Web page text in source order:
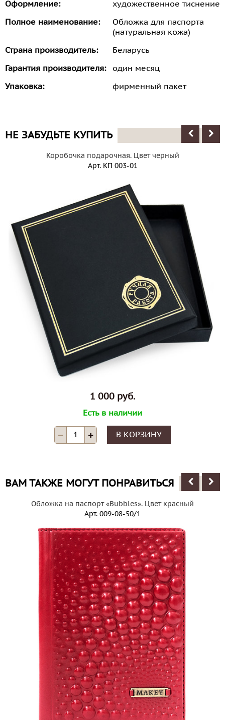
Оформление:
художественное тиснение
Полное наименование:
Обложка для паспорта
(натуральная кожа)
Страна производитель:
Беларусь
Гарантия производителя:
один месяц
Упаковка:
фирменный пакет
НЕ ЗАБУДЬТЕ КУПИТЬ
Коробочка подарочная. Цвет черный
Арт.КП 003-01
1 000 руб.
Есть в наличии
В КОРЗИНУ
ВАМ ТАКЖЕ МОГУТ ПОНРАВИТЬСЯ
Обложка на паспорт «Bubbles». Цвет красный
Арт. 009-08-50/1